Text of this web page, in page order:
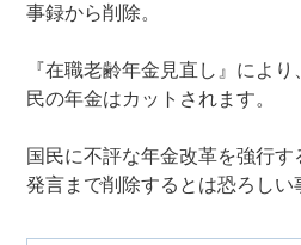
事録から削除。
『在職老齢年金見直し』により
民の年金はカットされます。
国民に不評な年金改革を強行
発言まで削除するとは恐ろしい